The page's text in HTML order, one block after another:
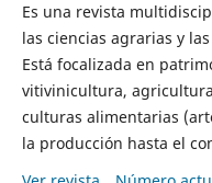
Es una revista
las ciencias agrarias y
Está focalizada en
vitivinicultura,
culturas alimentarias
la producción hasta el